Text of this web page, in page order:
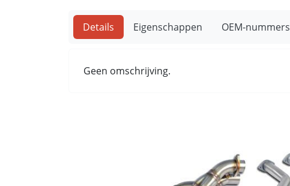
Details Eigenschappen OEM-nummers
Geen omschrijving.